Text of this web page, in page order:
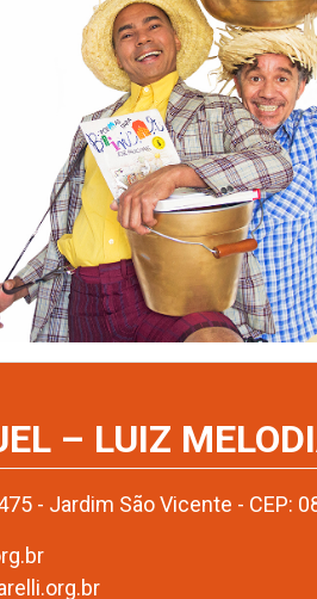
– LUIZ
- Jardim São Vicente - CEP: